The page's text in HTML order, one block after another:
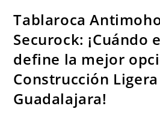
Tablaroca
Securock: ¡Cuándo
define la mejor
Construcción
Guadalajara!